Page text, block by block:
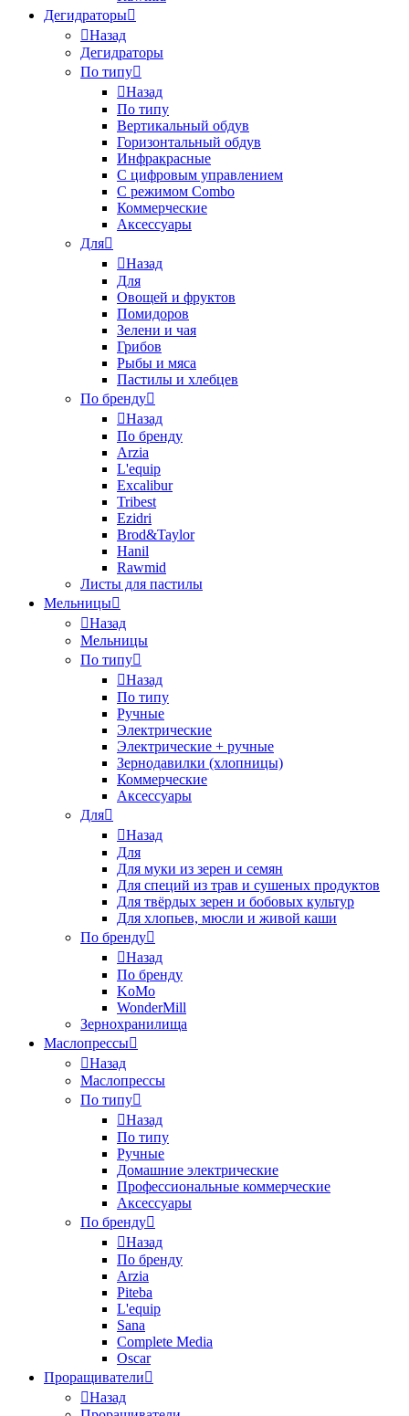
Дегидраторы
Назад
Дегидраторы
По типу
Назад
По типу
Вертикальный обдув
Горизонтальный обдув
Инфракрасные
С цифровым управлением
С режимом Combo
Коммерческие
Аксессуары
Для
Назад
Для
Овощей и фруктов
Помидоров
Зелени и чая
Грибов
Рыбы и мяса
Пастилы и хлебцев
По бренду
Назад
По бренду
Arzia
L'equip
Excalibur
Tribest
Ezidri
Brod&Taylor
Hanil
Rawmid
Листы для пастилы
Мельницы
Назад
Мельницы
По типу
Назад
По типу
Ручные
Электрические
Электрические + ручные
Зернодавилки (хлопницы)
Коммерческие
Аксессуары
Для
Назад
Для
Для муки из зерен и семян
Для специй из трав и сушеных продуктов
Для твёрдых зерен и бобовых культур
Для хлопьев, мюсли и живой каши
По бренду
Назад
По бренду
KoMo
WonderMill
Зернохранилища
Маслопрессы
Назад
Маслопрессы
По типу
Назад
По типу
Ручные
Домашние электрические
Профессиональные коммерческие
Аксессуары
По бренду
Назад
По бренду
Arzia
Piteba
L'equip
Sana
Complete Media
Oscar
Проращиватели
Назад